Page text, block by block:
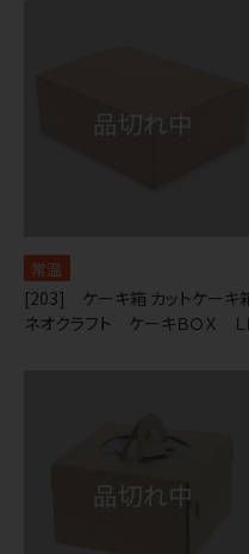
常温
[203] ケーキ箱 カットケーキ
ネオクラフト ケーキＢＯＸ Ｌ